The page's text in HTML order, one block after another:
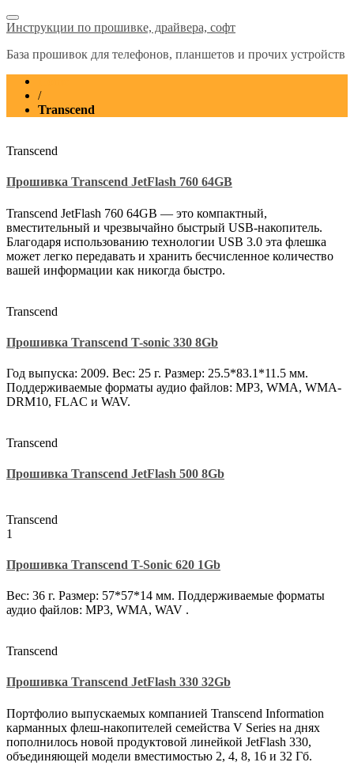
Инструкции по прошивке, драйвера, софт
База прошивок для телефонов, планшетов и прочих устройств
/
Transcend
Transcend
Прошивка Transcend JetFlash 760 64GB
Transcend JetFlash 760 64GB — это компактный,
вместительный и чрезвычайно быстрый USB-накопитель.
Благодаря использованию технологии USB 3.0 эта флешка
может легко передавать и хранить бесчисленное количество
вашей информации как никогда быстро.
Transcend
Прошивка Transcend T-sonic 330 8Gb
Год выпуска: 2009. Вес: 25 г. Размер: 25.5*83.1*11.5 мм.
Поддерживаемые форматы аудио файлов: MP3, WMA, WMA-
DRM10, FLAC и WAV.
Transcend
Прошивка Transcend JetFlash 500 8Gb
Transcend
1
Прошивка Transcend T-Sonic 620 1Gb
Вес: 36 г. Размер: 57*57*14 мм. Поддерживаемые форматы
аудио файлов: MP3, WMA, WAV .
Transcend
Прошивка Transcend JetFlash 330 32Gb
Портфолио выпускаемых компанией Transcend Information
карманных флеш-накопителей семейства V Series на днях
пополнилось новой продуктовой линейкой JetFlash 330,
объединяющей модели вместимостью 2, 4, 8, 16 и 32 Гб.